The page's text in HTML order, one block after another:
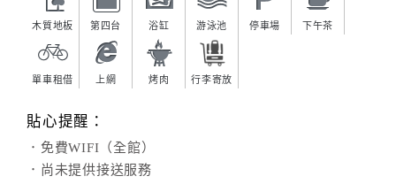
木質地板 第四台 浴缸 游泳池 停車場 下午茶
單車租借 上網 烤肉 行李寄放
貼心提醒：
．免費WIFI（全館）
．尚未提供接送服務